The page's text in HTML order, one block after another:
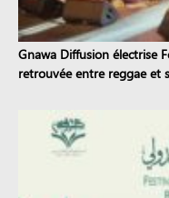
Gnawa Diffusion électrise
retrouvée entre reggae et